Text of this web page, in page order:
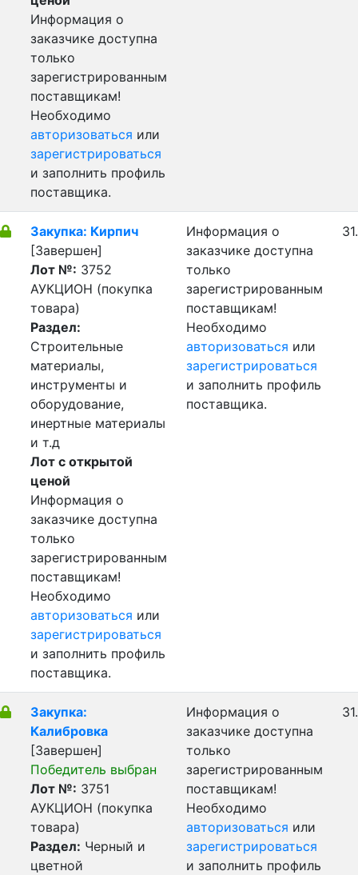
Информация о
заказчике доступна
только
зарегистрированным
поставщикам!
Необходимо
авторизоваться или
зарегистрироваться
и заполнить профиль
поставщика.
Закупка: Кирпич
[Завершен]
Лот №: 3752
АУКЦИОН (покупка
товара)
Раздел:
Строительные
материалы,
инструменты и
оборудование,
инертные материалы
и т.д
Лот с открытой
ценой
Информация о
заказчике доступна
только
зарегистрированным
поставщикам!
Необходимо
авторизоваться или
зарегистрироваться
и заполнить профиль
поставщика.
Информация о
заказчике доступна
только
зарегистрированным
поставщикам!
Необходимо
авторизоваться или
зарегистрироваться
и заполнить профиль
поставщика.
Закупка:
Калибровка
[Завершен]
Победитель выбран
Лот №: 3751
АУКЦИОН (покупка
товара)
Раздел: Черный и
цветной
Информация о
заказчике доступна
только
зарегистрированным
поставщикам!
Необходимо
авторизоваться или
зарегистрироваться
и заполнить профиль